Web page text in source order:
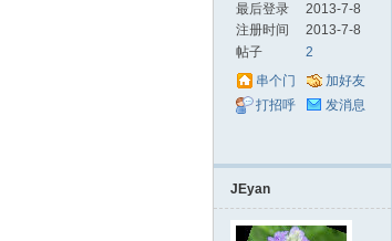
最后登录
2013-7-8
注册时间
2013-7-8
帖子
2
串个门
加好友
打招呼
发消息
JEyan